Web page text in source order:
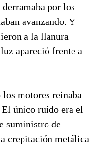
por los
avan­zando. Y
a la llanura
apare­ció frente a
los motores rei­naba
único rui­do era el
sumi­nistro de
crepita­ción metálica